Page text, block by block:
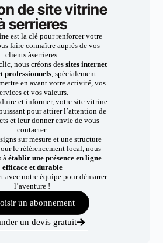
de site vitrine
serrieres
est la clé pour renforcer votre
faire connaître auprès de vos
clients àserrieres.
nous créons dessites internet
professionnels, spécialement
en avant votre activité, vos
et vos valeurs.
et informer, votre site vitrine
pour attirer l’attention de
et leur donner envie de vous
contacter.
sur mesure et une structure
le référencement local, nous
à établir une présence en ligne
efficace et durable
avec notre équipe pour démarrer
l’aventure !
un abonnement
un devis gratuit